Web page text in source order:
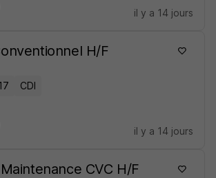
il y a 14 jours
H/F
CDI
il y a 14 jours
CVC H/F